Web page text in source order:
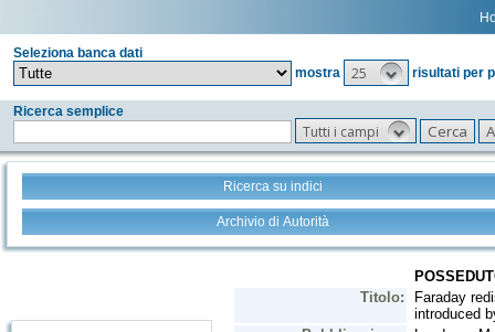
Seleziona banca dati
mostra
25 risultati per
Ricerca semplice
Tutti i campi
Ricerca su indici
Archivio di Autorità